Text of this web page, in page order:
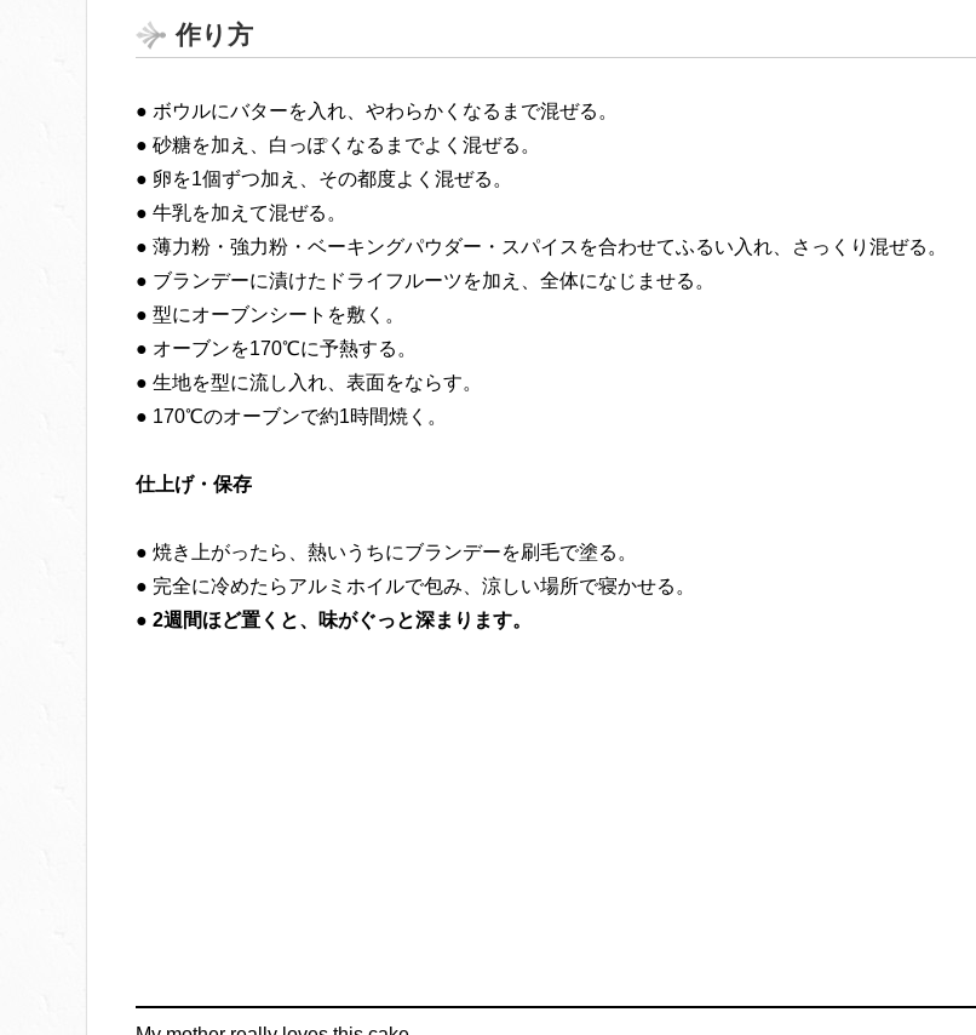
作り方
● ボウルにバターを入れ、やわらかくなるまで混ぜる。
● 砂糖を加え、白っぽくなるまでよく混ぜる。
● 卵を1個ずつ加え、その都度よく混ぜる。
● 牛乳を加えて混ぜる。
● 薄力粉・強力粉・ベーキングパウダー・スパイスを合わせてふるい入れ、さっくり混ぜる。
● ブランデーに漬けたドライフルーツを加え、全体になじませる。
● 型にオーブンシートを敷く。
● オーブンを170℃に予熱する。
● 生地を型に流し入れ、表面をならす。
● 170℃のオーブンで約1時間焼く。
仕上げ・保存
● 焼き上がったら、熱いうちにブランデーを刷毛で塗る。
● 完全に冷めたらアルミホイルで包み、涼しい場所で寝かせる。
● 2週間ほど置くと、味がぐっと深まります。